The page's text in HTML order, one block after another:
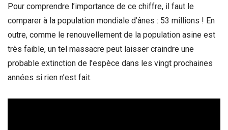
Pour comprendre l’importance de ce chiffre, il faut le
comparer à la population mondiale d’ânes : 53 millions ! En
outre, comme le renouvellement de la population asine est
très faible, un tel massacre peut laisser craindre une
probable extinction de l’espèce dans les vingt prochaines
années si rien n’est fait.